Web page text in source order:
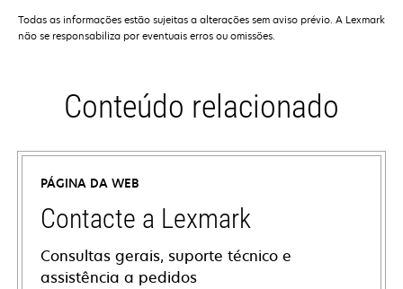
Todas as informações estão sujeitas a alterações sem aviso prévio. A Lexmark
não se responsabiliza por eventuais erros ou omissões.
Conteúdo relacionado
PÁGINA DA WEB
Contacte a Lexmark
Consultas gerais, suporte técnico e
assistência a pedidos